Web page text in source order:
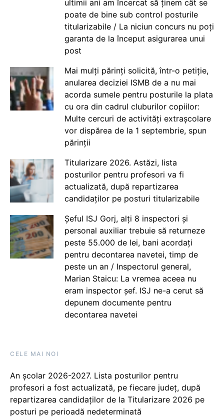
ultimii ani am încercat să ținem cât se
poate de bine sub control posturile
titularizabile / La niciun concurs nu poți
garanta de la început asigurarea unui
post
Mai mulți părinți solicită, într-o petiție,
anularea deciziei ISMB de a nu mai
acorda sumele pentru posturile la plata
cu ora din cadrul cluburilor copiilor:
Multe cercuri de activități extrașcolare
vor dispărea de la 1 septembrie, spun
părinții
Titularizare 2026. Astăzi, lista
posturilor pentru profesori va fi
actualizată, după repartizarea
candidaților pe posturi titularizabile
Șeful ISJ Gorj, alți 8 inspectori și
personal auxiliar trebuie să returneze
peste 55.000 de lei, bani acordați
pentru decontarea navetei, timp de
peste un an / Inspectorul general,
Marian Staicu: La vremea aceea nu
eram inspector șef. ISJ ne-a cerut să
depunem documente pentru
decontarea navetei
CELE MAI NOI
An școlar 2026-2027. Lista posturilor pentru
profesori a fost actualizată, pe fiecare județ, după
repartizarea candidaților de la Titularizare 2026 pe
posturi pe perioadă nedeterminată